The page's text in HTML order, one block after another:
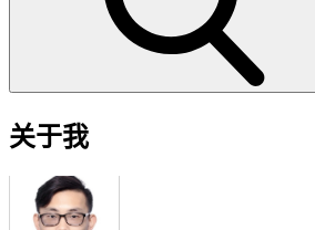
关于我